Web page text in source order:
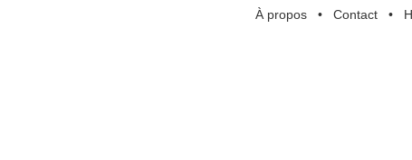
À propos• Contact•